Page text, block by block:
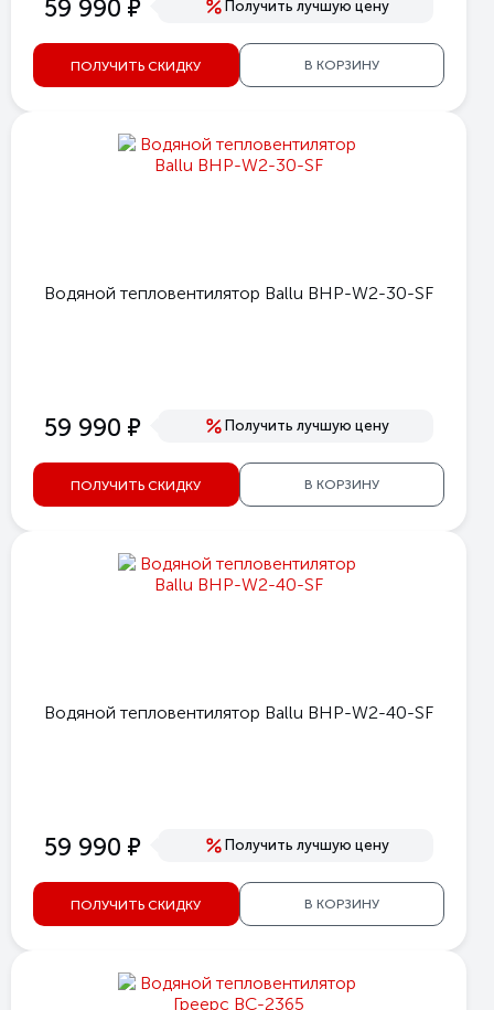
59 990 Получить лучшую цену
ПОЛУЧИТЬ СКИДКУ В КОРЗИНУ
Водяной тепловентилятор Ballu BHP-W2-30-SF
59 990 е Получить лучшую цену
ПОЛУЧИТЬ СКИДКУ В КОРЗИНУ
Водяной тепловентилятор Ballu BHP-W2-40-SF
59 990 е Получить лучшую цену
ПОЛУЧИТЬ СКИДКУ В КОРЗИНУ